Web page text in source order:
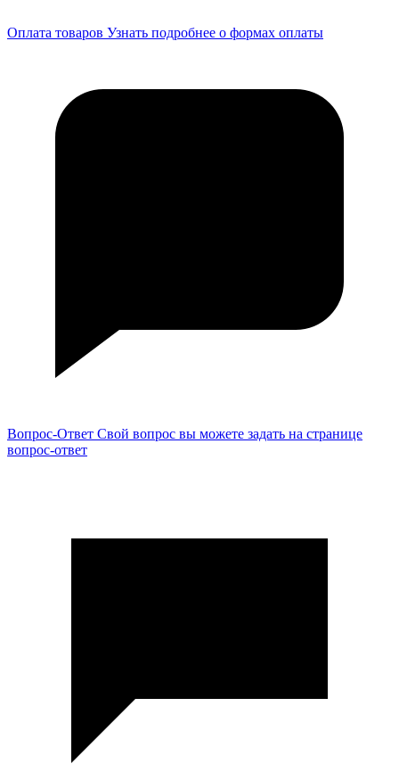
Оплата товаров Узнать подробнее о формах оплаты
Вопрос-Ответ Свой вопрос вы можете задать на странице
вопрос-ответ